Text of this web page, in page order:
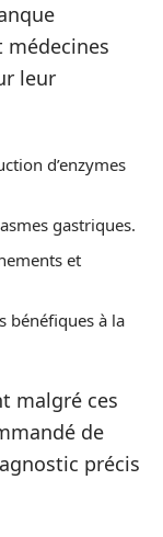
médecines
leur
d’enzymes
gastriques.
et
bénéfiques à la
malgré ces
de
précis